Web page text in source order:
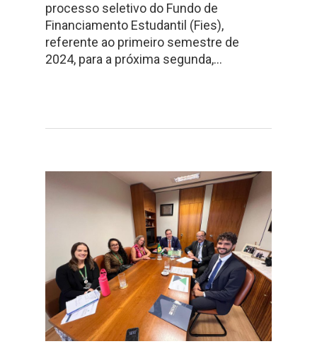
processo seletivo do Fundo de
Financiamento Estudantil (Fies),
referente ao primeiro semestre de
2024, para a próxima segunda,…